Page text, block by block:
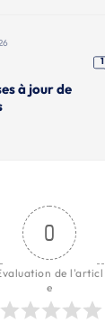
1
à jour de
0
de l'articl
e